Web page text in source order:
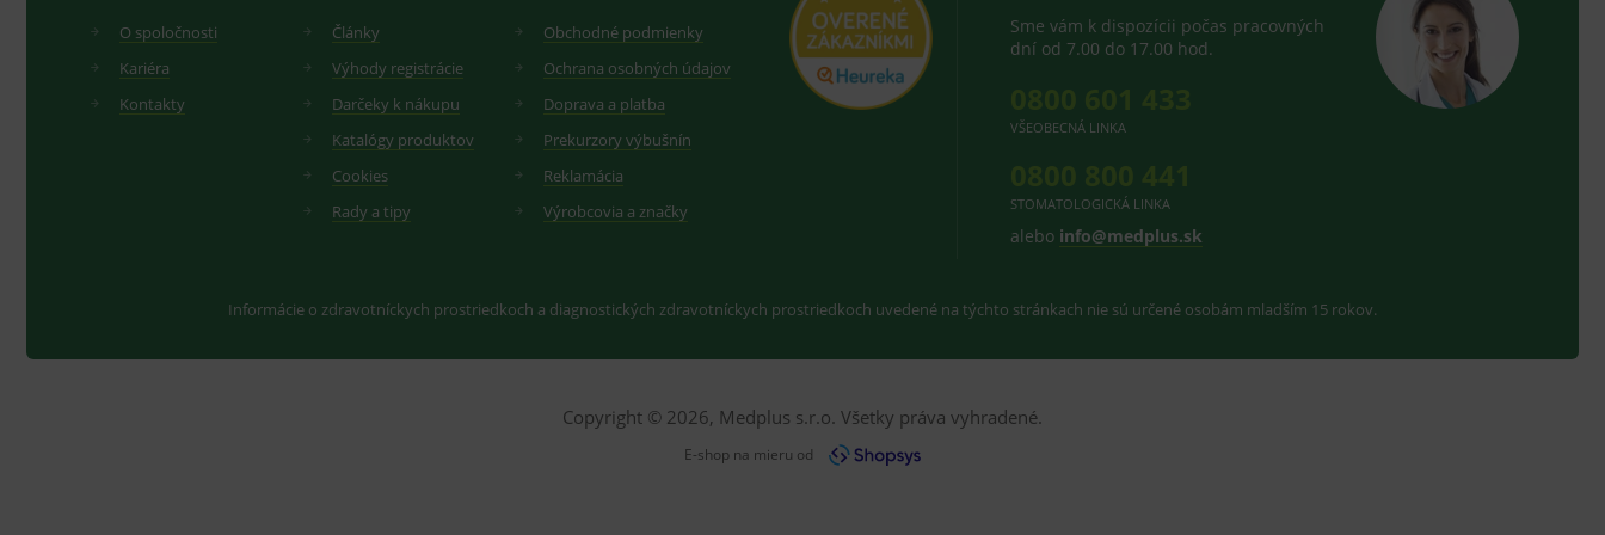
O spoločnosti
Kariéra
Kontakty
Články
Výhody registrácie
Darčeky k nákupu
Katalógy produktov
Cookies
Rady a tipy
Obchodné podmienky
Ochrana osobných údajov
Doprava a platba
Prekurzory výbušnín
Reklamácia
Výrobcovia a značky
Sme vám k dispozícii počas pracovných
dní od 7.00 do 17.00 hod.
VŠEOBECNÁ LINKA
STOMATOLOGICKÁ LINKA
alebo info@medplus.sk
Informácie o zdravotníckych prostriedkoch a diagnostických zdravotníckych prostriedkoch uvedené na týchto stránkach nie sú určené osobám mladším 15 rokov.
Copyright © 2026, Medplus s.r.o. Všetky práva vyhradené.
E-shop na mieru od